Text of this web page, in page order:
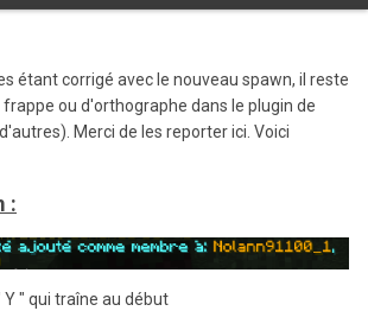
étant corrigé avec le nouveau spawn, il reste
ou d'orthographe dans le plugin de
Merci de les reporter ici. Voici
:
Y " qui traîne au début